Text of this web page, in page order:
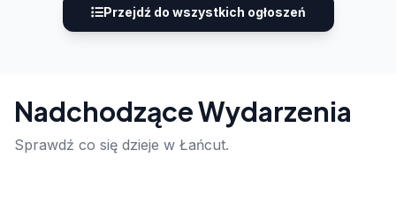
Przejdź do wszystkich ogłoszeń
Nadchodzące Wydarzenia
Sprawdź co się dzieje w Łańcut.